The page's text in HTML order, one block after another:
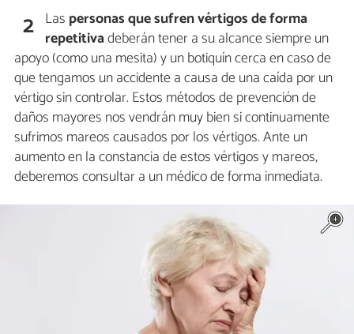
2 Las personas que sufren vértigos de forma
repetitivadeberán tener a su alcance siempre un
apoyo (como una mesita) y un botiquín cerca en caso de
que tengamos un accidente a causa de una caída por un
vértigo sin controlar. Estos métodos de prevención de
daños mayores nos vendrán muy bien si continuamente
sufrimos mareos causados por los vértigos. Ante un
aumento en la constancia de estos vértigos y mareos,
deberemos consultar a un médico de forma inmediata.